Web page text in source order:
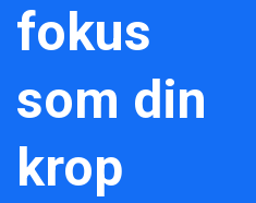
fokus
som din
krop